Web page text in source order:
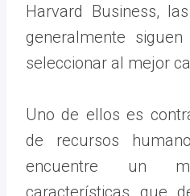
Harvard Business,
generalmente
seleccionar al mejor
Uno de ellos es
de recursos
encuentre un
características que